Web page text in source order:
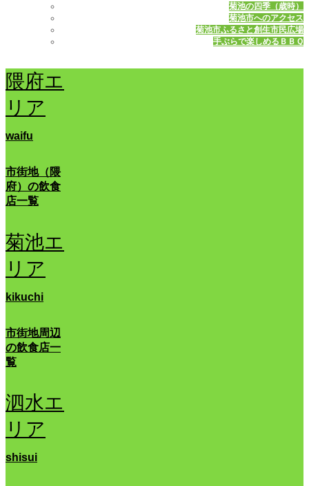
菊池の四季（歳時）
菊池市へのアクセス
菊池市ふるさと創生市民広場
手ぶらで楽しめるＢＢＱ
隈府エ
リア
waifu
市街地（隈
府）の飲食
店一覧
菊池エ
リア
kikuchi
市街地周辺
の飲食店一
覧
泗水エ
リア
shisui